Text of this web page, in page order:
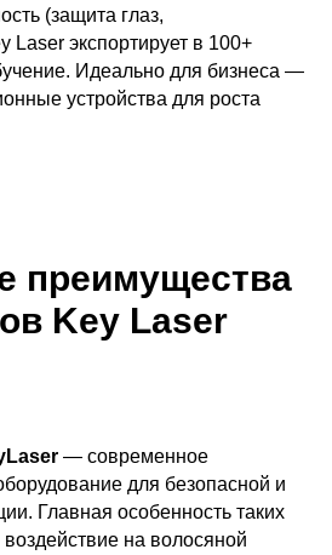
(защита глаз,
Laser экспортирует в 100+
Идеально для бизнеса —
устройства для роста
преимущества
Key Laser
— современное
для безопасной и
Главная особенность таких
на волосяной